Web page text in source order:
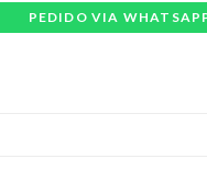
PEDIDO VIA